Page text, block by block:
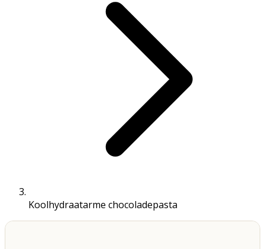
Koolhydraatarme chocoladepasta